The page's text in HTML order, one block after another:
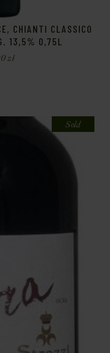
CHIANTI CLASSICO
13,5% 0,75L
zł
Sold